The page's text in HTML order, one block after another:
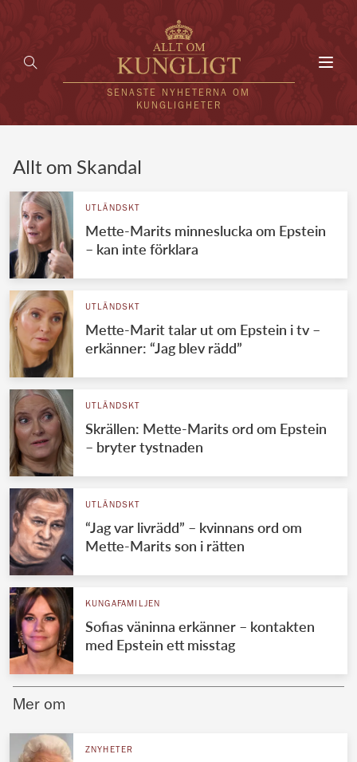
SENASTE NYHETERNA OM
KUNGLIGHETER
UTLÄNDSKT
VÄRLDENS KUNGAHUS
Svenska kungahuset
Brittiska kungahuset
Danska kungahuset
Jordanska kungahuset
Luxemburgska storhertighuset
Japanska kejsarhuset
Thailändska kungahuset
Marockanska kungahuset
REDAKTION
Allt om Skandal
UTLÄNDSKT
Mette-Marits minneslucka om Epstein
– kan inte förklara
UTLÄNDSKT
Mette-Marit talar ut om Epstein i tv –
erkänner: “Jag blev rädd”
UTLÄNDSKT
Skrällen: Mette-Marits ord om Epstein
– bryter tystnaden
UTLÄNDSKT
“Jag var livrädd” – kvinnans ord om
Mette-Marits son i rätten
KUNGAFAMILJEN
Sofias väninna erkänner – kontakten
med Epstein ett misstag
Mer om
ZNYHETER